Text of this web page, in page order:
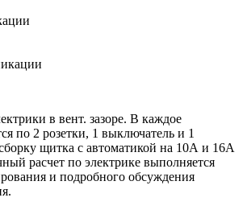
в вент. зазоре. В каждое
по 2 розетки, 1 выключатель и 1
щитка с автоматикой на 10А и 16А
расчет по электрике выполняется
и подробного обсуждения